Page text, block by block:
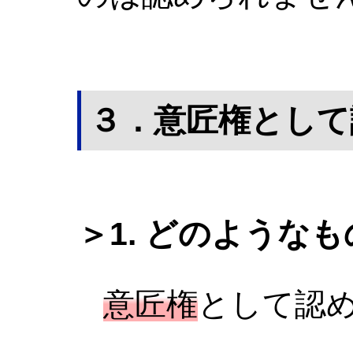
３．意匠権とし
＞1. どのような
意匠権として認